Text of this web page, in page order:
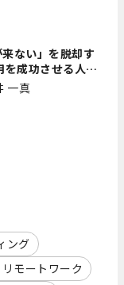
来ない」を脱却す
を成功させる人事
つのこと
一真
ング
リモートワーク